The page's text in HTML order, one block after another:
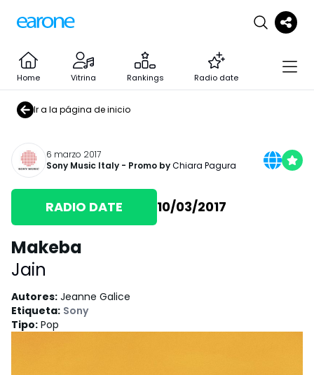
Home Vitrina Rankings Radio date
Ir a la página de inicio
6 marzo 2017
Sony Music Italy - Promo byChiara Pagura
RADIO DATE 10/03/2017
Makeba
Jain
Autores: Jeanne Galice
Etiqueta: Sony
Tipo: Pop